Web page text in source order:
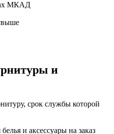
МКАД
и
срок службы которой
и аксессуары на заказ